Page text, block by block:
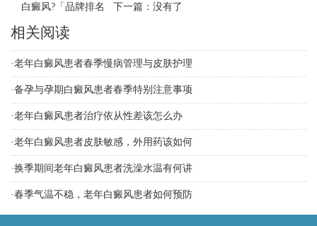
白癜风?「品牌排名
下一篇：没有了
相关阅读
·老年白癜风患者春季慢病管理与皮肤护理
·备孕与孕期白癜风患者春季特别注意事项
·老年白癜风患者治疗依从性差该怎么办
·老年白癜风患者皮肤敏感，外用药该如何
·换季期间老年白癜风患者洗澡水温有何讲
·春季气温不稳，老年白癜风患者如何预防